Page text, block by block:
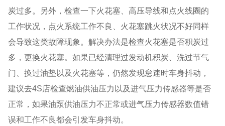
炭过多。另外，检查一下火花塞、高压导线和点火线圈的
工作状况，点火系统工作不良、火花塞跳火状况不好同样
会导致这类故障现象。解决办法是检查火花塞是否积炭过
多，更换火花塞。如果已经清理过发动机积炭、洗过节气
门、换过油垫以及火花塞等，仍然发现怠速时车身抖动，
建议去4S店检查燃油供油压力以及进气压力传感器等是否
正常，如果油泵供油压力不正常或进气压力传感器数值错
误和工作不良都会引发车身抖动。